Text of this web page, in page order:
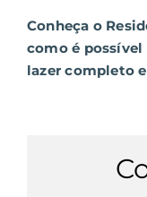
Conheça o
como é possível
lazer completo